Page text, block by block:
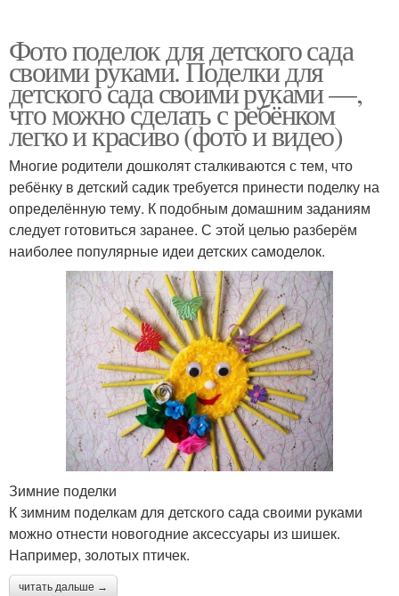
Фото поделок для детского сада
своими руками. Поделки для
детского сада своими руками —,
что можно сделать с ребёнком
легко и красиво (фото и видео)
Многие родители дошколят сталкиваются с тем, что
ребёнку в детский садик требуется принести поделку на
определённую тему. К подобным домашним заданиям
следует готовиться заранее. С этой целью разберём
наиболее популярные идеи детских самоделок.
Зимние поделки
К зимним поделкам для детского сада своими руками
можно отнести новогодние аксессуары из шишек.
Например, золотых птичек.
читать дальше →